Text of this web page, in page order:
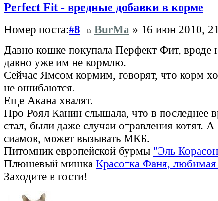
Perfect Fit - вредные добавки в корме
Номер поста:#8 BurMa » 16 июн 2010,
Давно кошке покупала Перфект Фит, вроде
давно уже им не кормлю.
Сейчас Ямсом кормим, говорят, что корм
не ошибаются.
Еще Акана хвалят.
Про Роял Канин слышала, что в последнее
стал, были даже случаи отравления котят.
сиамов, может вызывать МКБ.
Питомник европейской бурмы "Эль
Плюшевый мишка Красотка Фаня, любимая
Заходите в гости!